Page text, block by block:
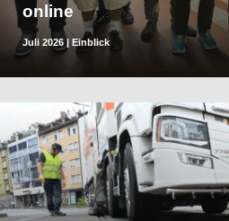
online
Juli 2026 | Einblick